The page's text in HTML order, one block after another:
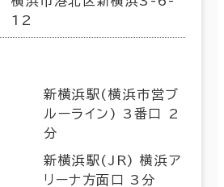
12
新横浜駅(横浜市営ブ
ルーライン) 3番口 2
分
新横浜駅(JR) 横浜ア
リーナ方面口 3分